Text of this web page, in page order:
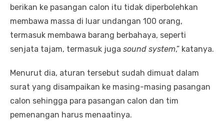
berikan ke pasangan calon itu tidak diperbolehkan
membawa massa di luar undangan 100 orang,
termasuk membawa barang berbahaya, seperti
senjata tajam, termasuk juga sound system,” katanya.
Menurut dia, aturan tersebut sudah dimuat dalam
surat yang disampaikan ke masing-masing pasangan
calon sehingga para pasangan calon dan tim
pemenangan harus menaatinya.